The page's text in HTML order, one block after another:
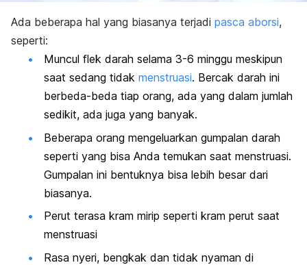
Ada beberapa hal yang biasanya terjadi pasca aborsi,
seperti:
Muncul flek darah selama 3-6 minggu meskipun
saat sedang tidak menstruasi. Bercak darah ini
berbeda-beda tiap orang, ada yang dalam jumlah
sedikit, ada juga yang banyak.
Beberapa orang mengeluarkan gumpalan darah
seperti yang bisa Anda temukan saat menstruasi.
Gumpalan ini bentuknya bisa lebih besar dari
biasanya.
Perut terasa kram mirip seperti kram perut saat
menstruasi
Rasa nyeri, bengkak dan tidak nyaman di